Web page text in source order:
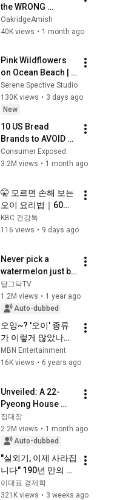
the WRONG
Watermelon—Look
at THESE Spots
OakridgeAmish
40K views • 1 month ago
Pink Wildflowers
on Ocean Beach |
Vintage Coastal
Seascape Oil
Painting | 4K
Ambient TV
Screensaver
Serene Spective Studio
130K views • 3 days ago
New
10 US Bread
Brands to AVOID
and 3 That Are
Actually Safe
Consumer Exposed
3.2M views • 1 month ago
🤫 모르면 손해 보는
오이 요리법｜60대
가 꼭 알아야 할 오이
반찬 5가지 🥒
KBC 건강톡
116 views • 9 days ago
Never pick a
watermelon just by
looking at its belly
buttonㅣ4 ways to
pick a watermelon!,
Waterme...
달그닥TV
1.2M views • 1 year ago
Auto-dubbed
오잉~? '오이' 종류
가 이렇게 많았나
요?! ＜오이 완벽 정
복＞
MBN Entertainment
16K views • 6 years ago
Unveiled: A 22-
Pyeong House
Built by LG
Electronics, Even
Equipped with
Solar Panels! What
Happen...
집대장
2.2M views • 1 month ago
Auto-dubbed
"실외기, 이제 사라집
니다" 190년 만의 냉
각 혁명, 미국·일본이
못 푼 걸 삼성이 해냈
이대표 경제학
321K views • 3 weeks ago